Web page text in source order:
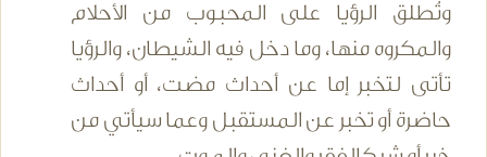
وتُطلق الرؤيا على المحبوب من الأحلام
والمكروه منها، وما دخل فيه الشيطان، والرؤيا
تأتى لتخبر إما عن أحداث مضت، أو أحداث
حاضرة أو تخبر عن المستقبل وعما سيأتي من